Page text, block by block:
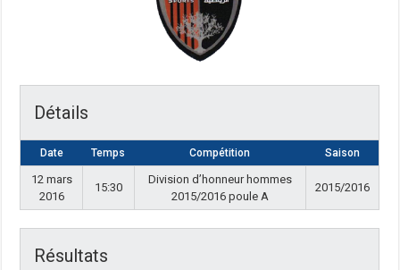
Détails
Date Temps Compétition Saison
12 mars
2016
15:30
Division d’honneur hommes
2015/2016 poule A
2015/2016
Résultats